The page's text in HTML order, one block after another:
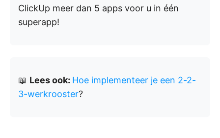
ClickUp meer dan 5 apps voor u in één
superapp!
📖 Lees ook: Hoe implementeer je een 2-2-
3-werkrooster?